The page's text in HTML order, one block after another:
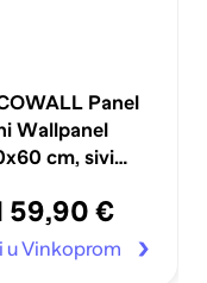
Panel
Wallpanel
cm, sivi
59,90 €
u Vinkoprom